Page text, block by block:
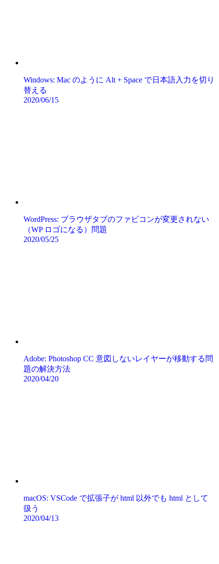
Windows: Mac のように Alt + Space で日本語入力を切り
替える
2020/06/15
WordPress: ブラウザタブのファビコンが変更されない
（WP ロゴになる）問題
2020/05/25
Adobe: Photoshop CC 意図しないレイヤーが移動する問
題の解決方法
2020/04/20
macOS: VSCode で拡張子が html 以外でも html として
扱う
2020/04/13